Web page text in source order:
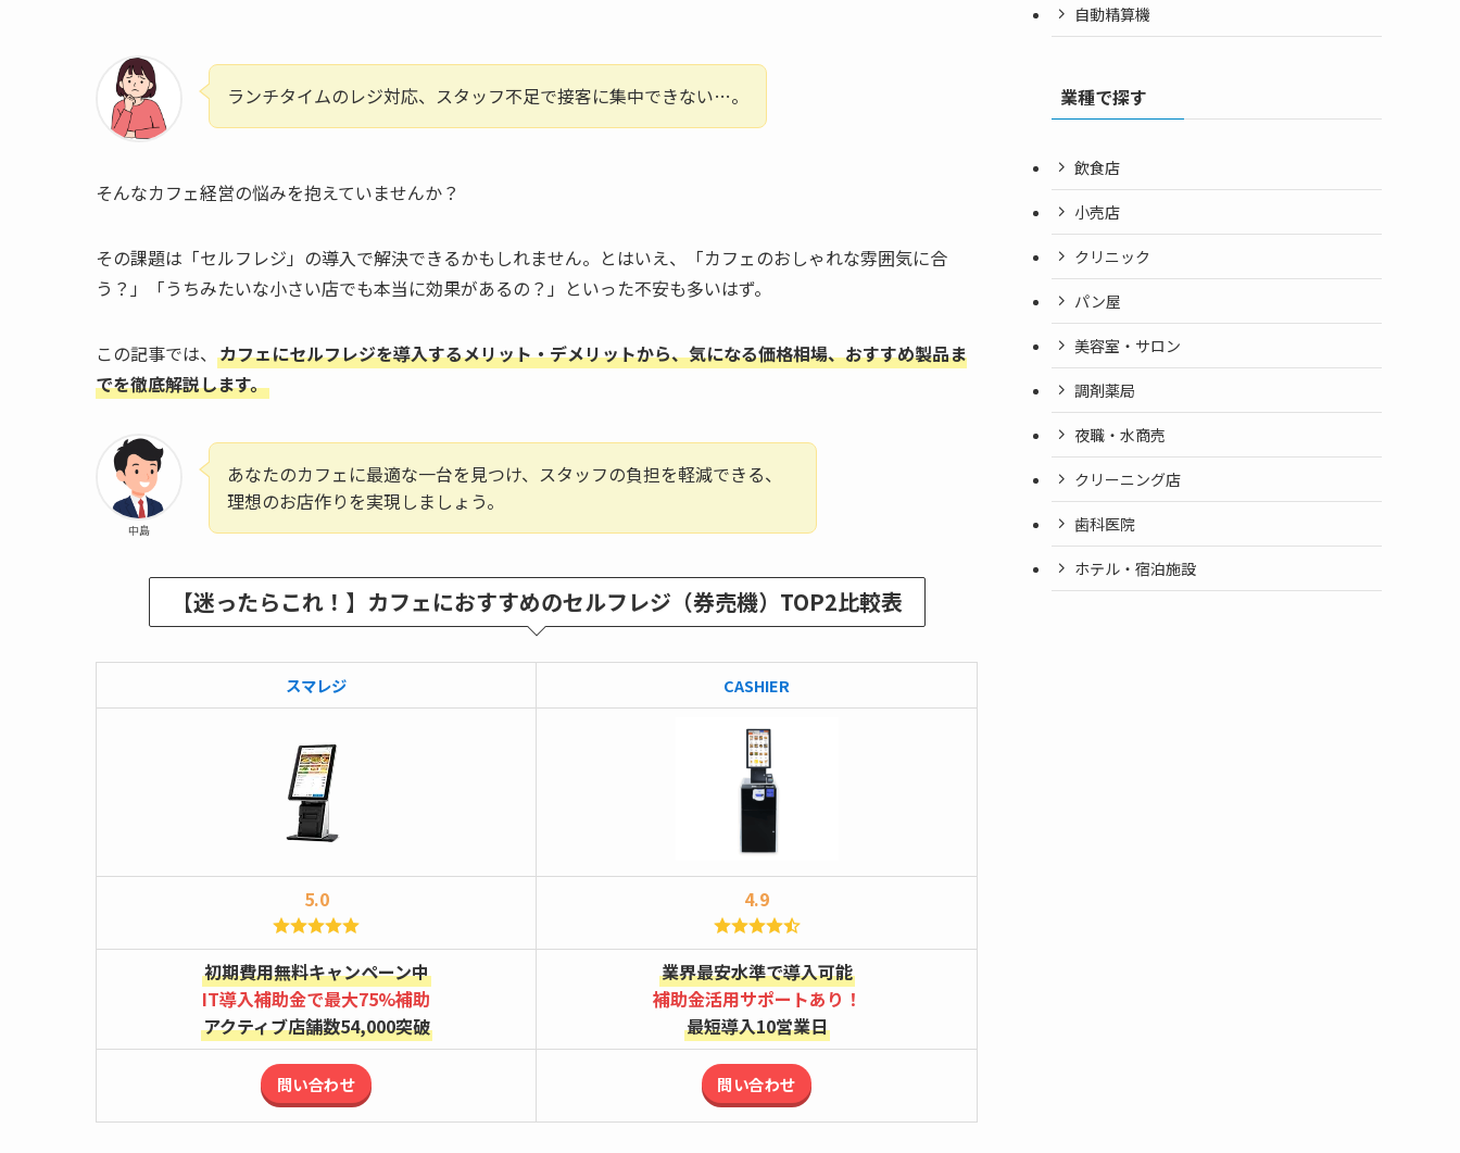
ランチタイムのレジ対応、スタッフ不足で接客に集中できない…。
そんなカフェ経営の悩みを抱えていませんか？
その課題は「セルフレジ」の導入で解決できるかもしれません。とはいえ、「カフェのおしゃれな雰囲気に合
う？」「うちみたいな小さい店でも本当に効果があるの？」といった不安も多いはず。
この記事では、 カフェにセルフレジを導入するメリット・デメリットから、気になる価格相場、おすすめ製品ま
でを徹底解説します。
中島
あなたのカフェに最適な一台を見つけ、スタッフの負担を軽減できる、
理想のお店作りを実現しましょう。
【迷ったらこれ！】カフェにおすすめのセルフレジ（券売機）TOP2比較表
スマレジ CASHIER
5.0 4.9
初期費用無料キャンペーン中
IT導入補助金で最大75%補助
アクティブ店舗数54,000突破
業界最安水準で導入可能
補助金活用サポートあり！
最短導入10営業日
問い合わせ 問い合わせ
自動精算機
業種で探す
飲食店
小売店
クリニック
パン屋
美容室・サロン
調剤薬局
夜職・水商売
クリーニング店
歯科医院
ホテル・宿泊施設